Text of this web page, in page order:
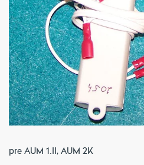
pre AUM 1.II, AUM 2K